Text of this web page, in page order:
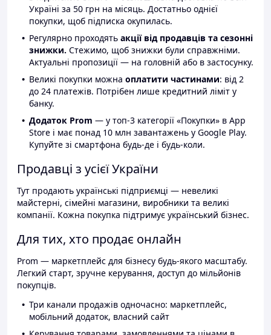
Україні за 50 грн на місяць. Достатньо однієї
покупки, щоб підписка окупилась.
Регулярно проходять акції від продавців та сезонні
знижки. Стежимо, щоб знижки були справжніми.
Актуальні пропозиції — на головній або в застосунку.
Великі покупки можна оплатити частинами: від 2
до 24 платежів. Потрібен лише кредитний ліміт у
банку.
Додаток Prom — у топ-3 категорії «Покупки» в App
Store і має понад 10 млн завантажень у Google Play.
Купуйте зі смартфона будь-де і будь-коли.
Продавці з усієї України
Тут продають українські підприємці — невеликі
майстерні, сімейні магазини, виробники та великі
компанії. Кожна покупка підтримує український бізнес.
Для тих, хто продає онлайн
Prom — маркетплейс для бізнесу будь-якого масштабу.
Легкий старт, зручне керування, доступ до мільйонів
покупців.
Три канали продажів одночасно: маркетплейс,
мобільний додаток, власний сайт